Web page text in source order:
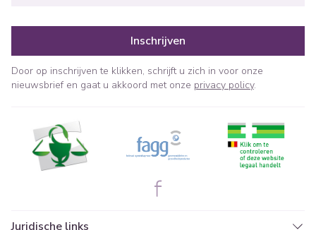
Inschrijven
Door op inschrijven te klikken, schrijft u zich in voor onze
nieuwsbrief en gaat u akkoord met onze privacy policy.
Juridische links